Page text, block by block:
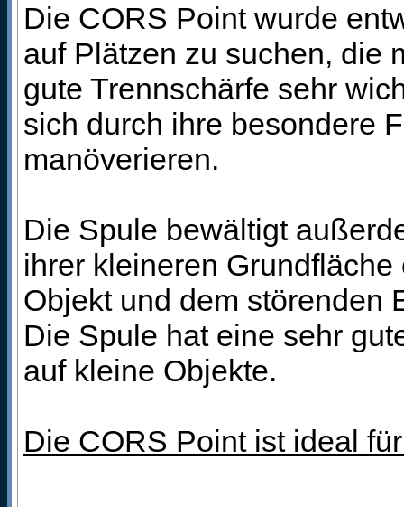
Die CORS Point wurde
auf Plätzen zu suchen, die
gute Trennschärfe sehr
sich durch ihre besondere
manöverieren.
Die Spule bewältigt
ihrer kleineren
Objekt und dem störenden
Die Spule hat eine sehr
auf kleine Objekte.
Die CORS Point ist ideal